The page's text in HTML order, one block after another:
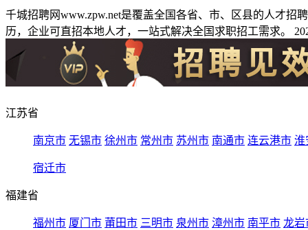
千城招聘网www.zpw.net是覆盖全国各省、市、区县的人才
历，企业可直招本地人才，一站式解决全国求职招工需求。
江苏省
南京市 无锡市 徐州市 常州市 苏州市 南通市 连云港市 淮
宿迁市
福建省
福州市 厦门市 莆田市 三明市 泉州市 漳州市 南平市 龙岩